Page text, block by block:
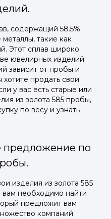
содержащий 58.5%
металлы, такие как
Этот сплав широко
ювелирных изделий.
зависит от пробы и
продать свои
у вас есть старые или
из золота 585 пробы,
по весу и узнать
предложение по
изделия из золота 585
необходимо найти
предложит вам
компаний